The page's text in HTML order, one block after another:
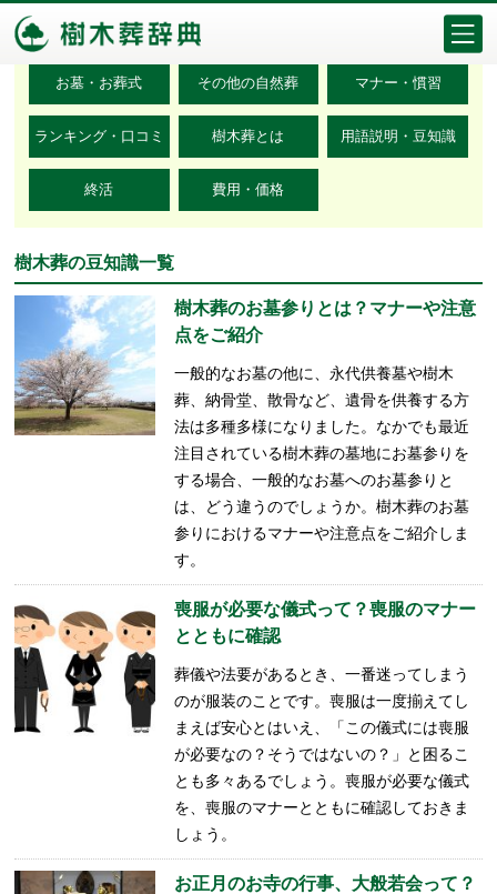
カテゴリ検索
お墓・お葬式 その他の自然葬 マナー・慣習
ランキング・口コミ 樹木葬とは 用語説明・豆知識
終活 費用・価格
樹木葬の豆知識一覧
樹木葬のお墓参りとは？マナーや注意
点をご紹介
一般的なお墓の他に、永代供養墓や樹木
葬、納骨堂、散骨など、遺骨を供養する方
法は多種多様になりました。なかでも最近
注目されている樹木葬の墓地にお墓参りを
する場合、一般的なお墓へのお墓参りと
は、どう違うのでしょうか。樹木葬のお墓
参りにおけるマナーや注意点をご紹介しま
す。
喪服が必要な儀式って？喪服のマナー
とともに確認
葬儀や法要があるとき、一番迷ってしまう
のが服装のことです。喪服は一度揃えてし
まえば安心とはいえ、「この儀式には喪服
が必要なの？そうではないの？」と困るこ
とも多々あるでしょう。喪服が必要な儀式
を、喪服のマナーとともに確認しておきま
しょう。
お正月のお寺の行事、大般若会って？